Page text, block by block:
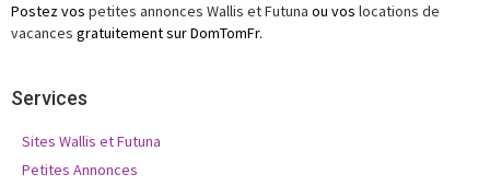
Postez vos petites annonces Wallis et Futuna ou vos locations de
vacances gratuitement sur DomTomFr.
Services
Sites Wallis et Futuna
Petites Annonces